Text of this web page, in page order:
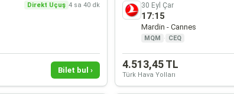
Direkt Uçuş 4 sa 40 dk
Bilet bul ›
30 Eyl Çar
17:15
Mardin - Cannes
MQM · CEQ
4.513,45 TL
Türk Hava Yolları